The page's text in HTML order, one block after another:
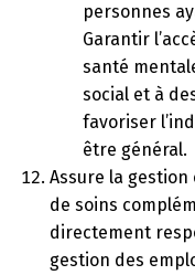
personnes
Garantir
santé
social et à
favoriser
être général.
Assure la gestion
de soins
directement
gestion des